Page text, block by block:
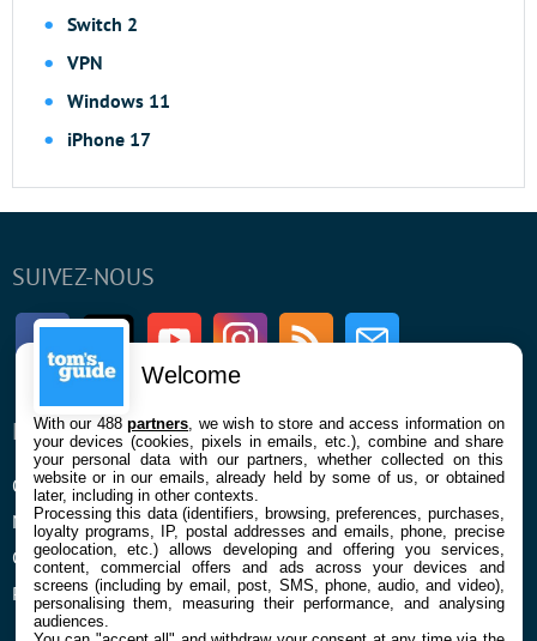
Switch 2
VPN
Windows 11
iPhone 17
SUIVEZ-NOUS
FacebookTwitter Youtube InstagramRSS Newsletter
ENTREPRISE
Qui sommes nous
Mentions légales et CGU
Confidentialité et Cookies
Préférences cookies
À PROPOS
La rédaction
Contact
Welcome
With our 488partners , we wish to store and access information on
your devices (cookies, pixels in emails, etc.), combine and share
your personal data with our partners, whether collected on this
website or in our emails, already held by some of us, or obtained
later, including in other contexts.
Processing this data (identifiers, browsing, preferences, purchases,
loyalty programs, IP, postal addresses and emails, phone, precise
geolocation, etc.) allows developing and offering you services,
content, commercial offers and ads across your devices and
screens (including by email, post, SMS, phone, audio, and video),
personalising them, measuring their performance, and analysing
audiences.